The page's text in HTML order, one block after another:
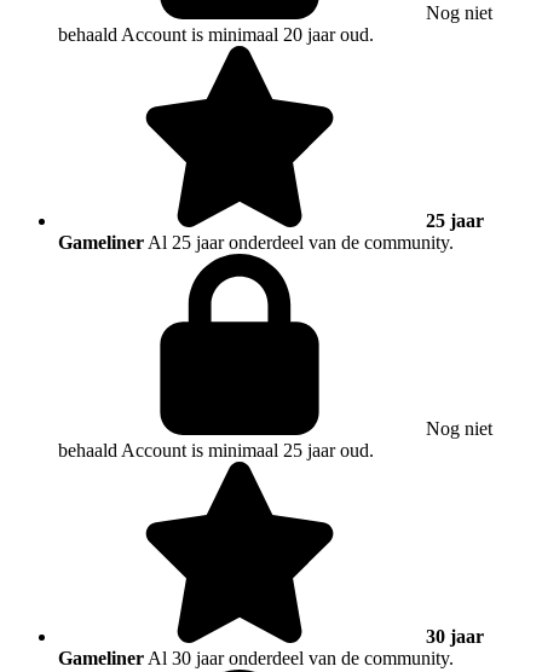
Nog niet
behaald Account is minimaal 20 jaar oud.
25 jaar
Gameliner Al 25 jaar onderdeel van de community.
Nog niet
behaald Account is minimaal 25 jaar oud.
30 jaar
Gameliner Al 30 jaar onderdeel van de community.